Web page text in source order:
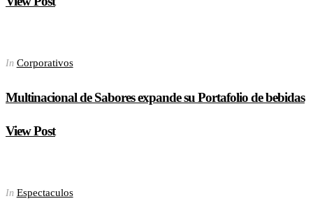
In Corporativos
Multinacional de Sabores expande su Portafolio de bebidas
View Post
In Espectaculos